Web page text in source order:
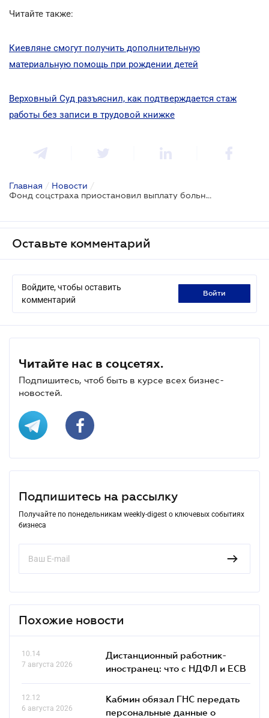
Читайте также:
Киевляне смогут получить дополнительную
материальную помощь при рождении детей
Верховный Суд разъяснил, как подтверждается стаж
работы без записи в трудовой книжке
Главная / Новости /
Фонд соцстраха приостановил выплату больничных и помощи по беременности (обновлено)
Оставьте комментарий
Войдите, чтобы оставить
комментарий
войти
Читайте нас в соцсетях.
Подпишитесь, чтоб быть в курсе всех бизнес-
новостей.
Подпишитесь на рассылку
Получайте по понедельникам weekly-digest о ключевых событиях
бизнеса
Похожие новости
10.14
7 августа 2026
Дистанционный работник-
иностранец: что с НДФЛ и ЕСВ
12.12
6 августа 2026
Кабмин обязал ГНС передать
персональные данные о